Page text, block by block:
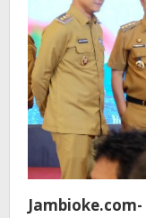
Jambioke.com-